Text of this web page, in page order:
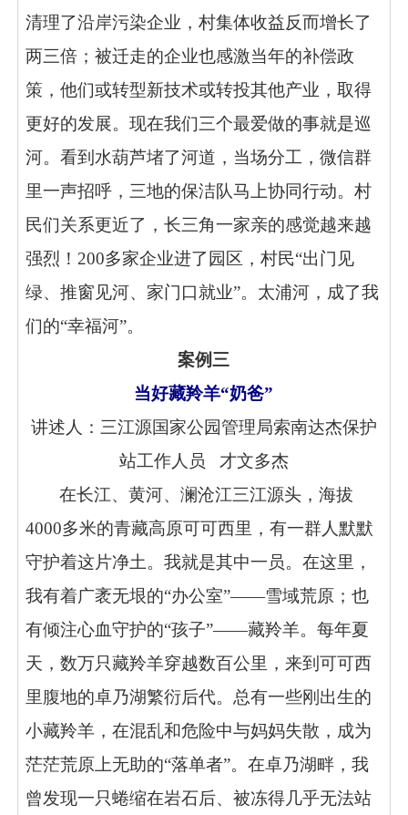
清理了沿岸污染企业，村集体收益反而增长了
两三倍；被迁走的企业也感激当年的补偿政
策，他们或转型新技术或转投其他产业，取得
更好的发展。现在我们三个最爱做的事就是巡
河。看到水葫芦堵了河道，当场分工，微信群
里一声招呼，三地的保洁队马上协同行动。村
民们关系更近了，长三角一家亲的感觉越来越
强烈！200多家企业进了园区，村民“出门见
绿、推窗见河、家门口就业”。太浦河，成了我
们的“幸福河”。
案例三
当好藏羚羊“奶爸”
讲述人：三江源国家公园管理局索南达杰保护
站工作人员 才文多杰
在长江、黄河、澜沧江三江源头，海拔
4000多米的青藏高原可可西里，有一群人默默
守护着这片净土。我就是其中一员。在这里，
我有着广袤无垠的“办公室”——雪域荒原；也
有倾注心血守护的“孩子”——藏羚羊。每年夏
天，数万只藏羚羊穿越数百公里，来到可可西
里腹地的卓乃湖繁衍后代。总有一些刚出生的
小藏羚羊，在混乱和危险中与妈妈失散，成为
茫茫荒原上无助的“落单者”。在卓乃湖畔，我
曾发现一只蜷缩在岩石后、被冻得几乎无法站